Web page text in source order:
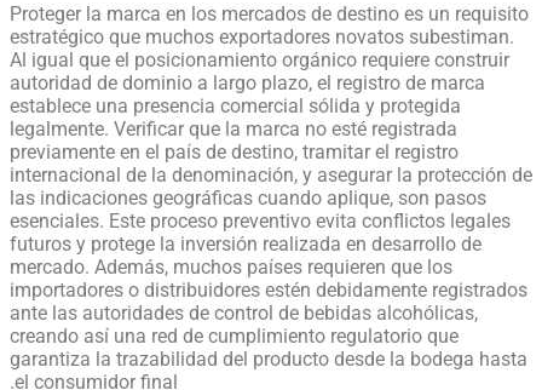
Proteger la marca en los mercados de destino es un requisito
estratégico que muchos exportadores novatos subestiman.
Al igual que el posicionamiento orgánico requiere construir
autoridad de dominio a largo plazo, el registro de marca
establece una presencia comercial sólida y protegida
legalmente. Verificar que la marca no esté registrada
previamente en el país de destino, tramitar el registro
internacional de la denominación, y asegurar la protección de
las indicaciones geográficas cuando aplique, son pasos
esenciales. Este proceso preventivo evita conflictos legales
futuros y protege la inversión realizada en desarrollo de
mercado. Además, muchos países requieren que los
importadores o distribuidores estén debidamente registrados
ante las autoridades de control de bebidas alcohólicas,
creando así una red de cumplimiento regulatorio que
garantiza la trazabilidad del producto desde la bodega hasta
el consumidor final.